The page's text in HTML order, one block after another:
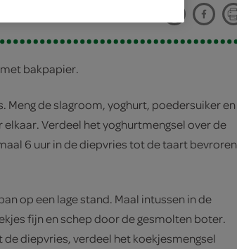
bakpapier.
Meng de slagroom, yoghurt, poedersuiker en
Verdeel het yoghurtmengsel over de
6 uur in de diepvries tot de taart bevroren
op een lage stand. Maal intussen in de
fijn en schep door de gesmolten boter.
de diepvries, verdeel het koekjesmengsel